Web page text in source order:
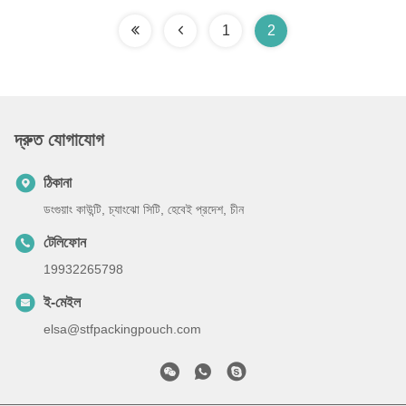
1 2
দ্রুত যোগাযোগ
ঠিকানা
ডংগুয়াং কাউন্টি, চ্যাংঝো সিটি, হেবেই প্রদেশ, চীন
টেলিফোন
19932265798
ই-মেইল
elsa@stfpackingpouch.com